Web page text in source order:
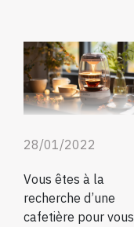
28/01/2022
Vous êtes à la
recherche d’une
cafetière pour vous